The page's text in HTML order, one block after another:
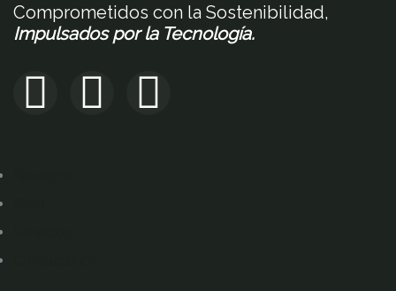
Comprometidos con la Sostenibilidad,
Impulsados por la Tecnología.